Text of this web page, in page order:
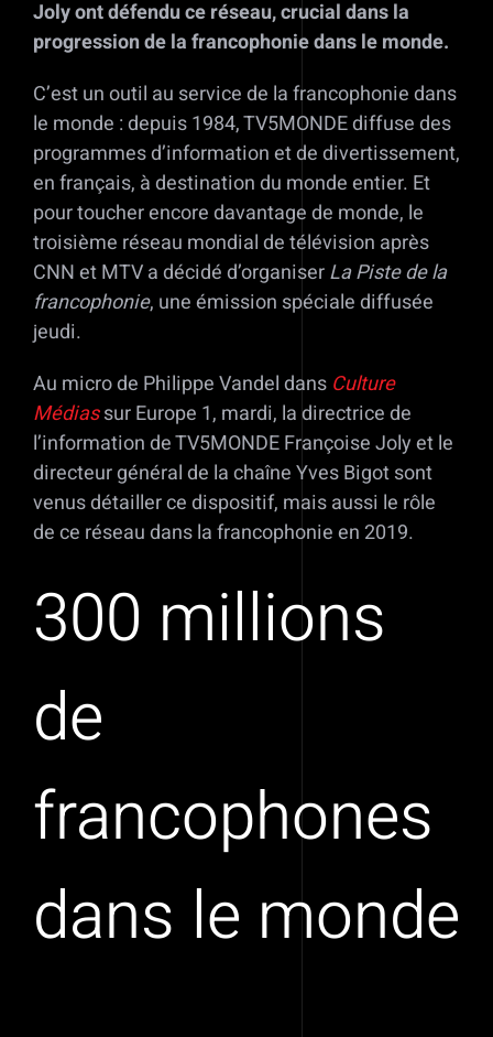
Joly ont défendu ce réseau, crucial dans la
progression de la francophonie dans le monde.
C’est un outil au service de la francophonie dans
le monde : depuis 1984, TV5MONDE diffuse des
programmes d’information et de divertissement,
en français, à destination du monde entier. Et
pour toucher encore davantage de monde, le
troisième réseau mondial de télévision après
CNN et MTV a décidé d’organiserLa Piste de la
francophonie, une émission spéciale diffusée
jeudi.
Au micro de Philippe Vandel dans Culture
Médiassur Europe 1, mardi, la directrice de
l’information de TV5MONDE Françoise Joly et le
directeur général de la chaîne Yves Bigot sont
venus détailler ce dispositif, mais aussi le rôle
de ce réseau dans la francophonie en 2019.
300 millions
de
francophones
dans le monde